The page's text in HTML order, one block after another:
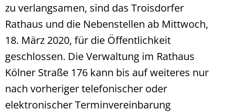
zu verlangsamen, sind das Troisdorfer
Rathaus und die Nebenstellen ab Mittwoch,
18. März 2020, für die Öffentlichkeit
geschlossen. Die Verwaltung im Rathaus
Kölner Straße 176 kann bis auf weiteres nur
nach vorheriger telefonischer oder
elektronischer Terminvereinbarung